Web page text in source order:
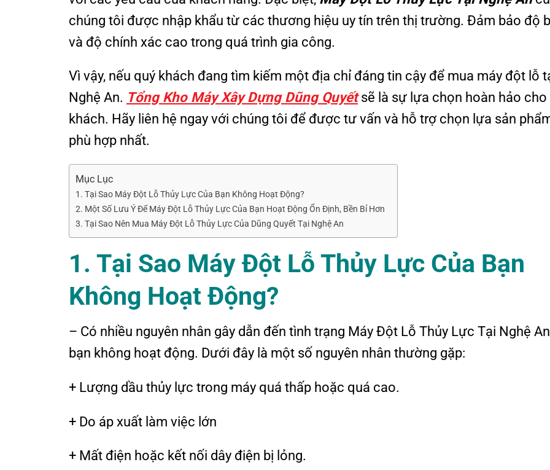
chúng tôi được nhập khẩu từ các thương hiệu uy tín trên thị trường. Đảm bảo độ
và độ chính xác cao trong quá trình gia công.
Vì vậy, nếu quý khách đang tìm kiếm một địa chỉ đáng tin cậy để mua máy đột lỗ
Nghệ An. Tổng Kho Máy Xây Dựng Dũng Quyếtsẽ là sự lựa chọn hoàn hảo cho
khách. Hãy liên hệ ngay với chúng tôi để được tư vấn và hỗ trợ chọn lựa sản
phù hợp nhất.
Mục Lục
1. Tại Sao Máy Đột Lỗ Thủy Lực Của Bạn Không Hoạt Động?
2. Một Số Lưu Ý Để Máy Đột Lỗ Thủy Lực Của Bạn Hoạt Động Ổn Định, Bền Bỉ Hơn
3. Tại Sao Nên Mua Máy Đột Lỗ Thủy Lực Của Dũng Quyết Tại Nghệ An
1. Tại Sao Máy Đột Lỗ Thủy Lực Của Bạn
Không Hoạt Động?
– Có nhiều nguyên nhân gây dẫn đến tình trạng Máy Đột Lỗ Thủy Lực Tại Nghệ
bạn không hoạt động. Dưới đây là một số nguyên nhân thường gặp:
+ Lượng dầu thủy lực trong máy quá thấp hoặc quá cao.
+ Do áp xuất làm việc lớn
+ Mất điện hoặc kết nối dây điện bị lỏng.